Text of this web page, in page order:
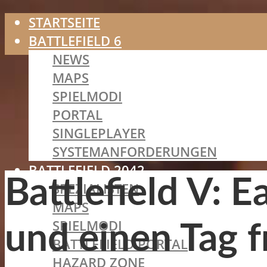
STARTSEITE
BATTLEFIELD 6
NEWS
MAPS
SPIELMODI
PORTAL
SINGLEPLAYER
SYSTEMANFORDERUNGEN
BATTLEFIELD 2042
SPEZIALISTEN
MAPS
SPIELMODI
BATTLEFIELD PORTAL
HAZARD ZONE
Battlefield V:
und einen Tag